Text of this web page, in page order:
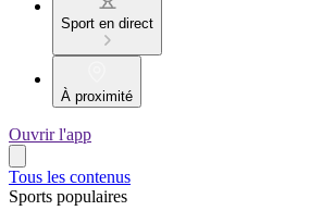
Sport en direct
À proximité
Ouvrir l'app
Tous les contenus
Sports populaires